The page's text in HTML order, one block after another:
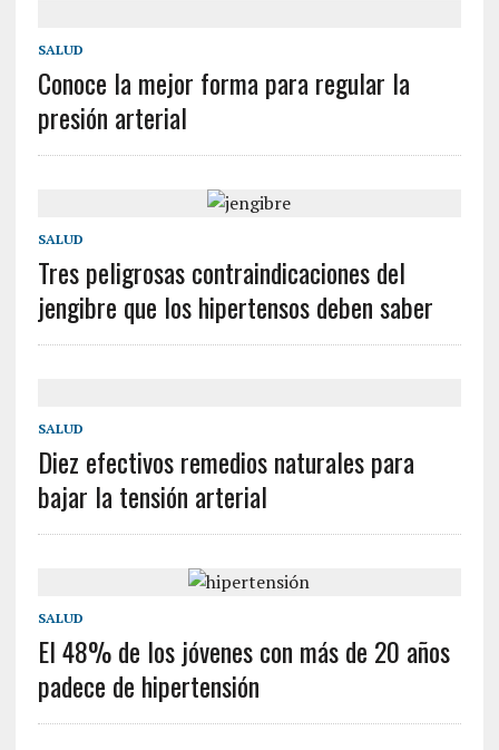
SALUD
Conoce la mejor forma para regular la
presión arterial
SALUD
Tres peligrosas contraindicaciones del
jengibre que los hipertensos deben saber
SALUD
Diez efectivos remedios naturales para
bajar la tensión arterial
SALUD
El 48% de los jóvenes con más de 20 años
padece de hipertensión